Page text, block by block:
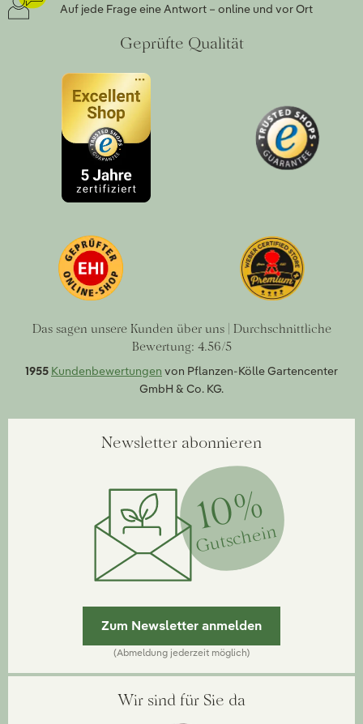
Auf jede Frage eine Antwort – online und vor Ort
Geprüfte Qualität
Das sagen unsere Kunden über uns | Durchschnittliche
Bewertung: 4.56/5
1955 Kundenbewertungen von Pflanzen-Kölle Gartencenter
GmbH & Co. KG.
Newsletter abonnieren
10%
Gutschein
Zum Newsletter anmelden
(Abmeldung jederzeit möglich)
Wir sind für Sie da